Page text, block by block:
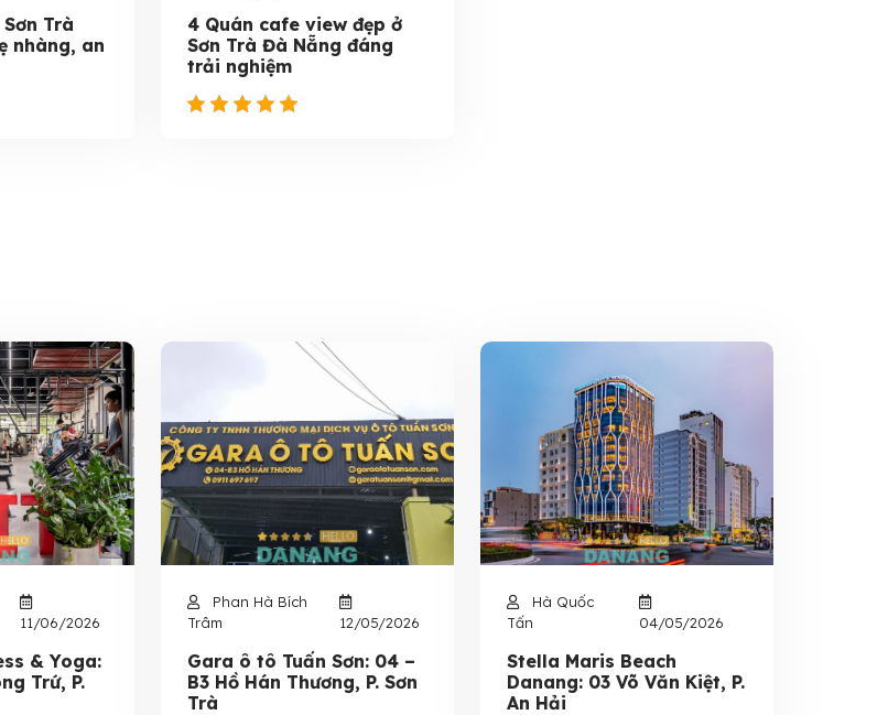
Trà
nhàng, an
4 Quán cafe view đẹp ở
Sơn Trà Đà Nẵng đáng
trải nghiệm
11/06/2026
& Yoga:
Trứ, P.
Phan Hà Bích
Trâm
12/05/2026
Gara ô tô Tuấn Sơn: 04 –
B3 Hồ Hán Thương, P. Sơn
Trà
Hà Quốc
Tấn
04/05/2026
Stella Maris Beach
Danang: 03 Võ Văn Kiệt, P.
An Hải